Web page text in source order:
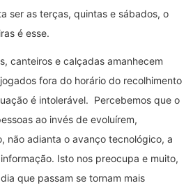
ser as terças, quintas e sábados, o
é esse.
canteiros e calçadas amanhecem
fora do horário do recolhimento
é intolerável. Percebemos que o
ao invés de evoluírem,
não adianta o avanço tecnológico, a
Isto nos preocupa e muito,
que passam se tornam mais